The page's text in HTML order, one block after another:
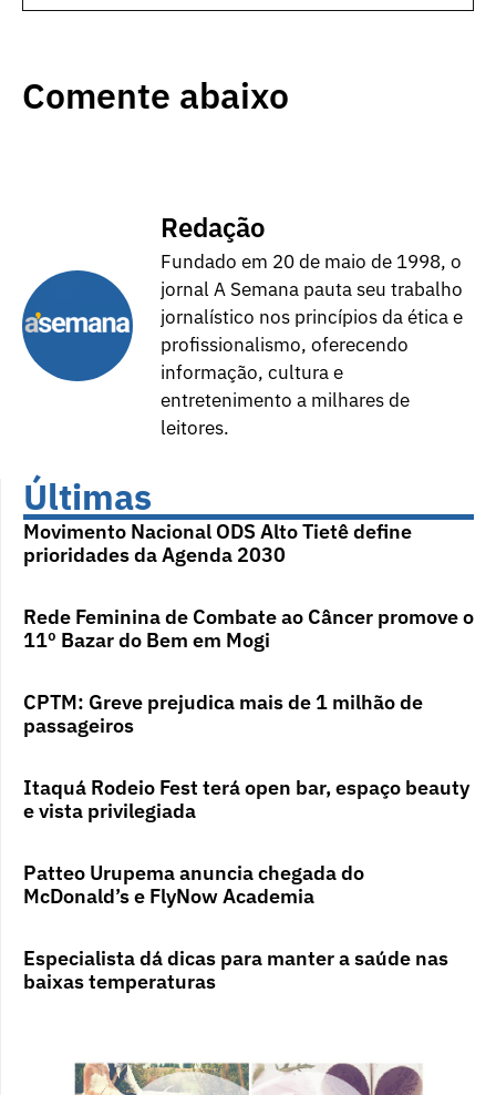
Comente abaixo
Redação
Fundado em 20 de maio de 1998, o
jornal A Semana pauta seu trabalho
jornalístico nos princípios da ética e
profissionalismo, oferecendo
informação, cultura e
entretenimento a milhares de
leitores.
Últimas
Movimento Nacional ODS Alto Tietê define
prioridades da Agenda 2030
Rede Feminina de Combate ao Câncer promove o
11º Bazar do Bem em Mogi
CPTM: Greve prejudica mais de 1 milhão de
passageiros
Itaquá Rodeio Fest terá open bar, espaço beauty
e vista privilegiada
Patteo Urupema anuncia chegada do
McDonald’s e FlyNow Academia
Especialista dá dicas para manter a saúde nas
baixas temperaturas